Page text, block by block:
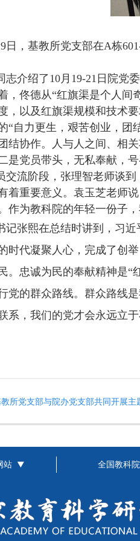
日，基教所党支部在A栋601
志介绍了10月 19-21 日院党
，佟德从“红旗渠是个人间
，以及红旗渠规模和技术
“自力更生，艰苦创业，团
结协作。人与人之间、相
是党员带头，无私奉献，
交流阶段，张理智老师谈
着重要意义。袁玉芝老师
作为教科院的年轻一份子
记张熙在总结时讲到，习近
时代凝聚人心，完成了创
。忠诚为民的奉献精神是“
党的群众路线。群众路线
系，我们的党才会永远立于
所党支部与院办党支部共同开展主
站 全国教科